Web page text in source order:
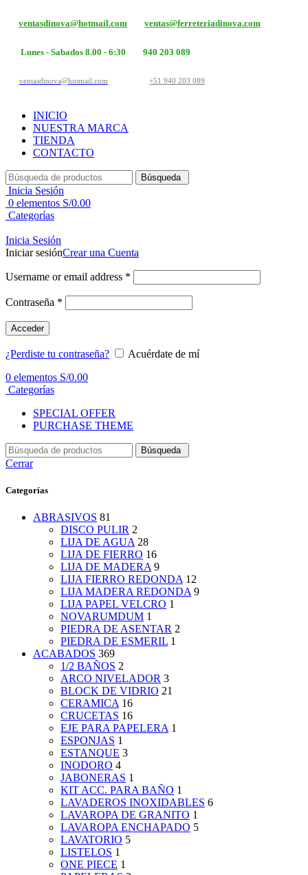
ventasdinova@hotmail.com ventas@ferreteriadinova.com
Lunes - Sabados 8.00 - 6:30 940 203 089
ventasdinova@hotmail.com +51 940 203 089
INICIO
NUESTRA MARCA
TIENDA
CONTACTO
Búsqueda
Inicia Sesión
0 elementos S/0.00
Categorías
Inicia Sesión
Iniciar sesiónCrear una Cuenta
Username or email address *
Contraseña *
Acceder
¿Perdiste tu contraseña?
Acuérdate de mí
0 elementos S/0.00
Categorías
SPECIAL OFFER
PURCHASE THEME
Búsqueda
Cerrar
Categorías
ABRASIVOS 81
DISCO PULIR 2
LIJA DE AGUA 28
LIJA DE FIERRO 16
LIJA DE MADERA 9
LIJA FIERRO REDONDA 12
LIJA MADERA REDONDA 9
LIJA PAPEL VELCRO 1
NOVARUMDUM 1
PIEDRA DE ASENTAR 2
PIEDRA DE ESMERIL 1
ACABADOS 369
1/2 BAÑOS 2
ARCO NIVELADOR 3
BLOCK DE VIDRIO 21
CERAMICA 16
CRUCETAS 16
EJE PARA PAPELERA 1
ESPONJAS 1
ESTANQUE 3
INODORO 4
JABONERAS 1
KIT ACC. PARA BAÑO 1
LAVADEROS INOXIDABLES 6
LAVAROPA DE GRANITO 1
LAVAROPA ENCHAPADO 5
LAVATORIO 5
LISTELOS 1
ONE PIECE 1